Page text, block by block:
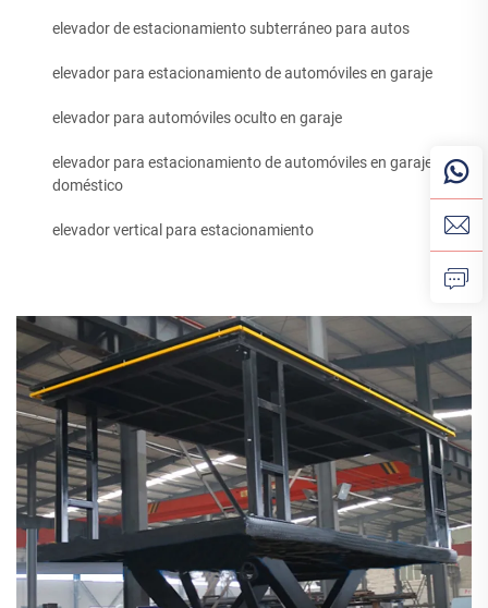
elevador de estacionamiento subterráneo para autos
elevador para estacionamiento de automóviles en garaje
elevador para automóviles oculto en garaje
elevador para estacionamiento de automóviles en garaje
doméstico
elevador vertical para estacionamiento